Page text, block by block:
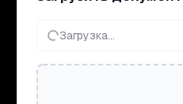
Загрузка...